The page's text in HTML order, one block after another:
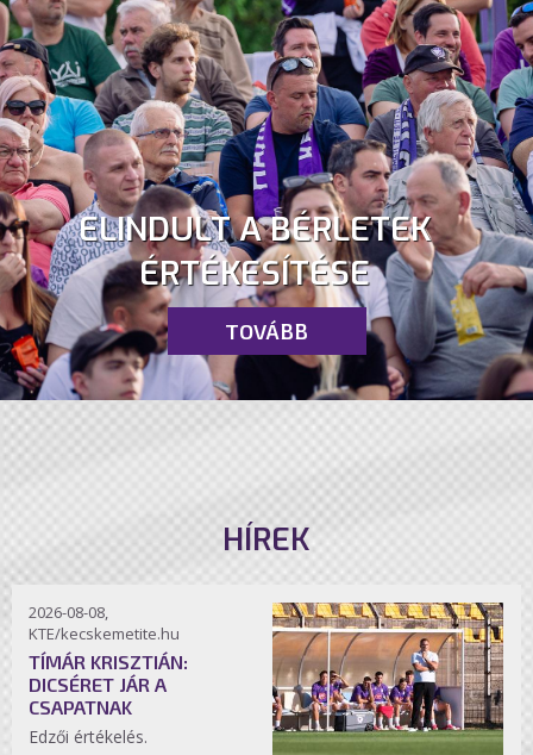
ELINDULT A BÉRLETEK
ÉRTÉKESÍTÉSE
TOVÁBB
HÍREK
2026-08-08,
KTE/kecskemetite.hu
TÍMÁR KRISZTIÁN:
DICSÉRET JÁR A
CSAPATNAK
Edzői értékelés.